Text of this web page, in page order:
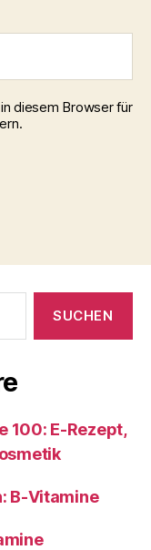
diesem Browser für
100: E-Rezept,
B-Vitamine